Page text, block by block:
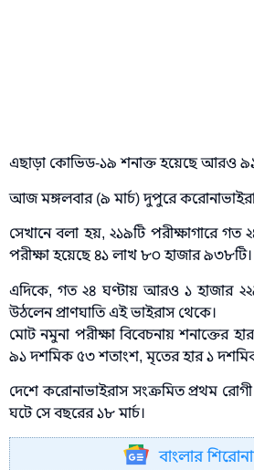
এছাড়া কোভিড-১৯ শনাক্ত হয়েছে আরও
আজ মঙ্গলবার (৯ মার্চ) দুপুরে
সেখানে বলা হয়, ২১৯টি পরীক্ষাগারে গত
পরীক্ষা হয়েছে ৪১ লাখ ৮০ হাজার ৯৩৮টি।
এদিকে, গত ২৪ ঘণ্টায় আরও ১ হাজার
উঠলেন প্রাণঘাতি এই ভাইরাস থেকে।
মোট নমুনা পরীক্ষা বিবেচনায় শনাক্তের
৯১ দশমিক ৫৩ শতাংশ, মৃতের হার ১
দেশে করোনাভাইরাস সংক্রমিত প্রথম
ঘটে সে বছরের ১৮ মার্চ।
বাংলার